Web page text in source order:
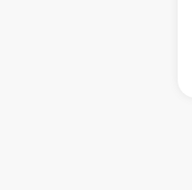
Замена
Замена